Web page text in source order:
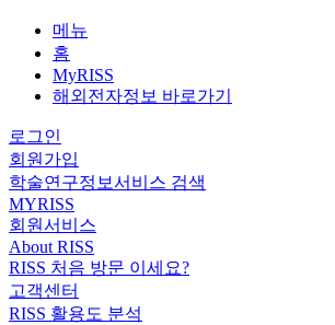
메뉴
홈
MyRISS
해외전자정보 바로가기
로그인
회원가입
학술연구정보서비스 검색
MYRISS
회원서비스
About RISS
RISS 처음 방문 이세요?
고객센터
RISS 활용도 분석